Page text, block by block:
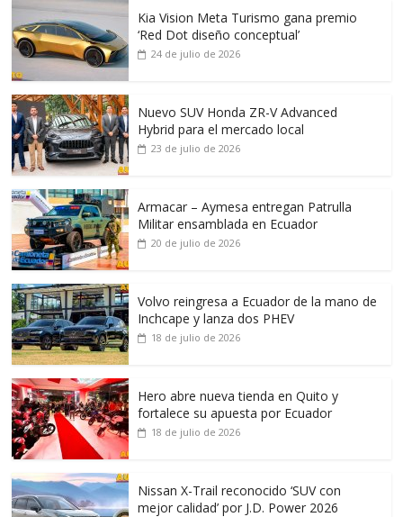
Kia Vision Meta Turismo gana premio
‘Red Dot diseño conceptual’
24 de julio de 2026
Nuevo SUV Honda ZR-V Advanced
Hybrid para el mercado local
23 de julio de 2026
Armacar – Aymesa entregan Patrulla
Militar ensamblada en Ecuador
20 de julio de 2026
Volvo reingresa a Ecuador de la mano de
Inchcape y lanza dos PHEV
18 de julio de 2026
Hero abre nueva tienda en Quito y
fortalece su apuesta por Ecuador
18 de julio de 2026
Nissan X-Trail reconocido ‘SUV con
mejor calidad’ por J.D. Power 2026